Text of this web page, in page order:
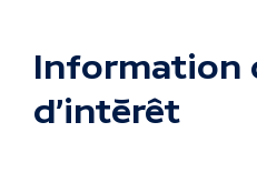
Information
d'intérêt